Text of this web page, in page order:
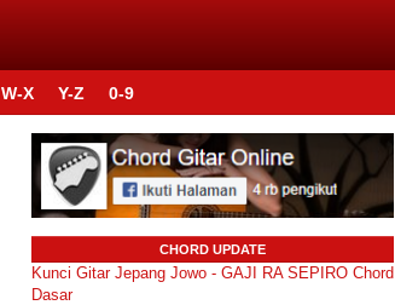
W-X Y-Z 0-9
CHORD UPDATE
Kunci Gitar Jepang Jowo - GAJI RA SEPIRO Chord
Dasar